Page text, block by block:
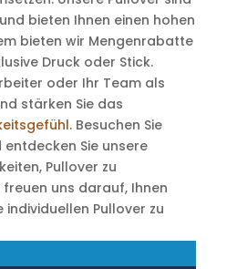
bieten Ihnen einen hohen
bieten wir Mengenrabatte
Druck oder Stick.
oder Ihr Team als
stärken Sie das
Besuchen Sie
Sie unsere
Pullover zu
uns darauf, Ihnen
individuellen Pullover zu